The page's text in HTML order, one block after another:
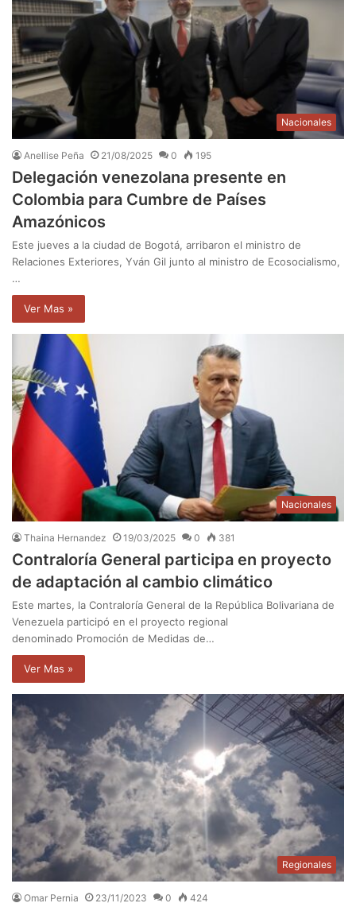
Nacionales
Anellise Peña 21/08/2025 0 195
Delegación venezolana presente en
Colombia para Cumbre de Países
Amazónicos
Este jueves a la ciudad de Bogotá, arribaron el ministro de
Relaciones Exteriores, Yván Gil junto al ministro de Ecosocialismo,
…
Ver Mas »
Nacionales
Thaina Hernandez 19/03/2025 0 381
Contraloría General participa en proyecto
de adaptación al cambio climático
Este martes, la Contraloría General de la República Bolivariana de
Venezuela participó en el proyecto regional
denominado Promoción de Medidas de…
Ver Mas »
Regionales
Omar Pernia 23/11/2023 0 424